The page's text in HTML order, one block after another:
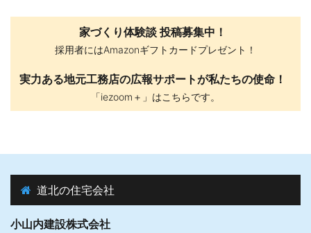
家づくり体験談 投稿募集中！
採用者にはAmazonギフトカードプレゼント！
実力ある地元工務店の広報サポートが私たちの使命！
「iezoom＋」はこちらです。
道北の住宅会社
小山内建設株式会社